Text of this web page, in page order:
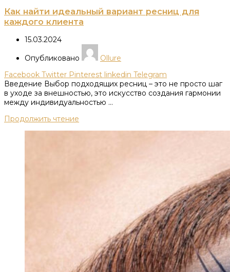
Как найти идеальный вариант ресниц для
каждого клиента
15.03.2024
Опубликовано
Ollure
Facebook Twitter Pinterest linkedin Telegram
Введение Выбор подходящих ресниц – это не просто шаг
в уходе за внешностью, это искусство создания гармонии
между индивидуальностью ...
Продолжить чтение